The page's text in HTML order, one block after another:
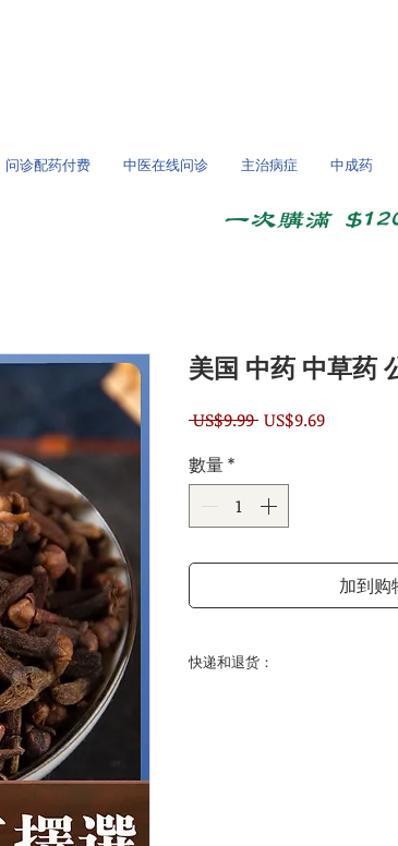
问诊配药付费 中医在线问诊 主治病症 中成药
美国 中药 中草药
US$9.99 一
格
US$9.69促
數量*
加到购
快递和退货：
一次购满